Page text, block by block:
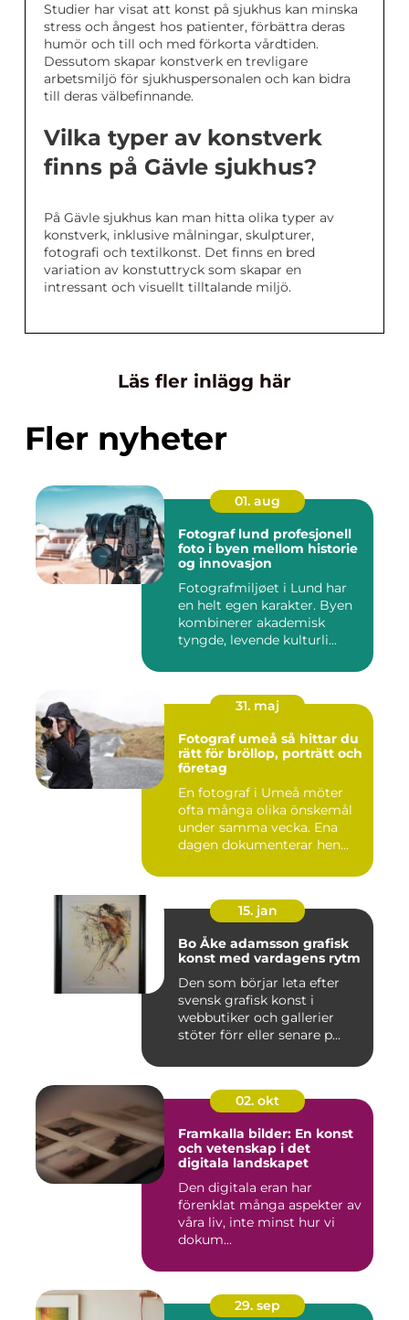
Studier har visat att konst på sjukhus kan minska
stress och ångest hos patienter, förbättra deras
humör och till och med förkorta vårdtiden.
Dessutom skapar konstverk en trevligare
arbetsmiljö för sjukhuspersonalen och kan bidra
till deras välbefinnande.
Vilka typer av konstverk
finns på Gävle sjukhus?
På Gävle sjukhus kan man hitta olika typer av
konstverk, inklusive målningar, skulpturer,
fotografi och textilkonst. Det finns en bred
variation av konstuttryck som skapar en
intressant och visuellt tilltalande miljö.
Läs fler inlägg här
Fler nyheter
01. aug
Fotograf lund profesjonell
foto i byen mellom historie
og innovasjon
Fotografmiljøet i Lund har
en helt egen karakter. Byen
kombinerer akademisk
tyngde, levende kulturli...
31. maj
Fotograf umeå så hittar du
rätt för bröllop, porträtt och
företag
En fotograf i Umeå möter
ofta många olika önskemål
under samma vecka. Ena
dagen dokumenterar hen
15. jan
Bo Åke adamsson grafisk
konst med vardagens rytm
Den som börjar leta efter
svensk grafisk konst i
webbutiker och gallerier
stöter förr eller senare p...
02. okt
Framkalla bilder: En konst
och vetenskap i det
digitala landskapet
Den digitala eran har
förenklat många aspekter av
våra liv, inte minst hur vi
dokum...
29. sep